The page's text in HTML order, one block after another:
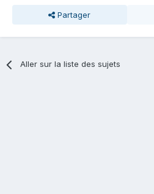
Partager
Aller sur la liste des sujets